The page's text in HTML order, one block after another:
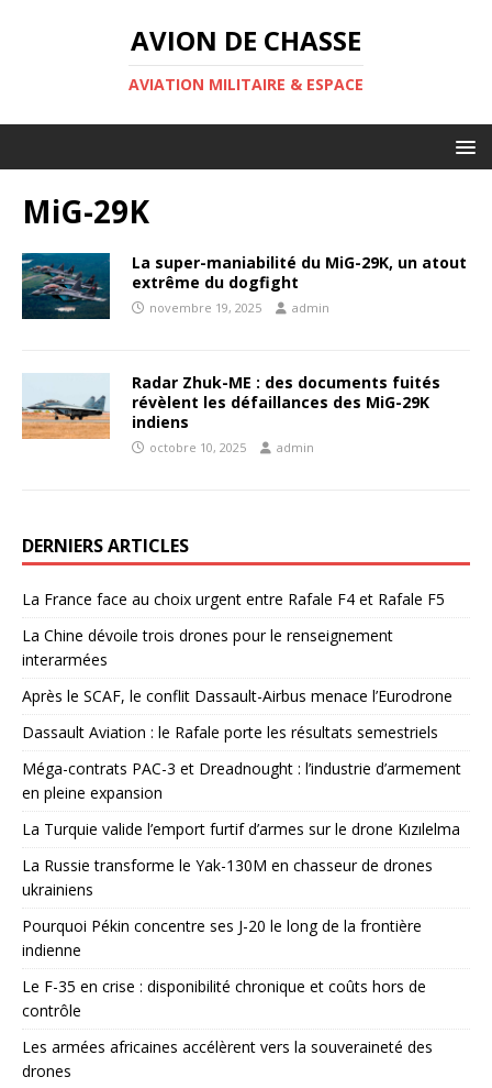
AVION DE CHASSE
AVIATION MILITAIRE & ESPACE
MiG-29K
La super-maniabilité du MiG-29K, un atout
extrême du dogfight
novembre 19, 2025 admin
Radar Zhuk-ME : des documents fuités
révèlent les défaillances des MiG-29K
indiens
octobre 10, 2025 admin
DERNIERS ARTICLES
La France face au choix urgent entre Rafale F4 et Rafale F5
La Chine dévoile trois drones pour le renseignement
interarmées
Après le SCAF, le conflit Dassault-Airbus menace l’Eurodrone
Dassault Aviation : le Rafale porte les résultats semestriels
Méga-contrats PAC-3 et Dreadnought : l’industrie d’armement
en pleine expansion
La Turquie valide l’emport furtif d’armes sur le drone Kızılelma
La Russie transforme le Yak-130M en chasseur de drones
ukrainiens
Pourquoi Pékin concentre ses J-20 le long de la frontière
indienne
Le F-35 en crise : disponibilité chronique et coûts hors de
contrôle
Les armées africaines accélèrent vers la souveraineté des
drones